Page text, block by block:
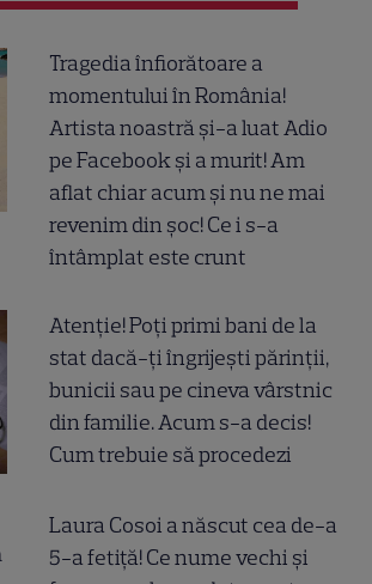
Tragedia înfiorătoare a
momentului în România!
Artista noastră și-a luat Adio
pe Facebook și a murit! Am
aflat chiar acum și nu ne mai
revenim din șoc! Ce i s-a
întâmplat este crunt
Atenție! Poți primi bani de la
stat dacă-ți îngrijești părinții,
bunicii sau pe cineva vârstnic
din familie. Acum s-a decis!
Cum trebuie să procedezi
Laura Cosoi a născut cea de-a
5-a fetiță! Ce nume vechi și